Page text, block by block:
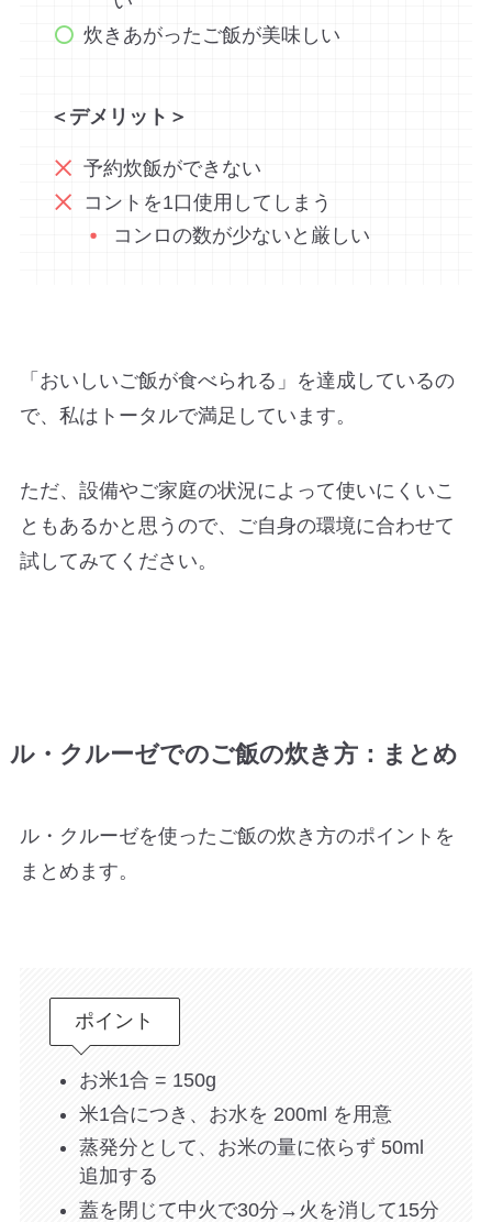
炊きあがったご飯が美味しい
＜デメリット＞
予約炊飯ができない
コントを1口使用してしまう
コンロの数が少ないと厳しい
「おいしいご飯が食べられる」を達成しているの
で、私はトータルで満足しています。
ただ、設備やご家庭の状況によって使いにくいこ
ともあるかと思うので、ご自身の環境に合わせて
試してみてください。
ル・クルーゼでのご飯の炊き方：まとめ
ル・クルーゼを使ったご飯の炊き方のポイントを
まとめます。
ポイント
お米1合 = 150g
米1合につき、お水を 200ml を用意
蒸発分として、お米の量に依らず 50ml
追加する
蓋を閉じて中火で30分→火を消して15分